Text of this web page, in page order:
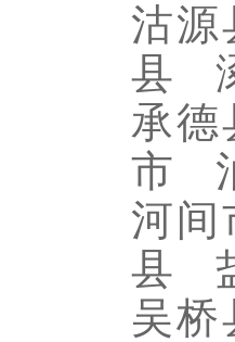
沽
县
承
市
河
县
吴